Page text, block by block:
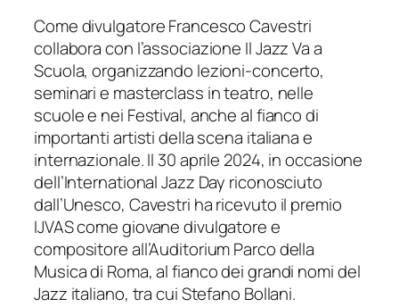
Come divulgatore Francesco Cavestri
collabora con l’associazione Il Jazz Va a
Scuola, organizzando lezioni-concerto,
seminari e masterclass in teatro, nelle
scuole e nei Festival, anche al fianco di
importanti artisti della scena italiana e
internazionale. Il 30 aprile 2024, in occasione
dell’International Jazz Day riconosciuto
dall’Unesco, Cavestri ha ricevuto il premio
IJVAS come giovane divulgatore e
compositore all’Auditorium Parco della
Musica di Roma, al fianco dei grandi nomi del
Jazz italiano, tra cui Stefano Bollani.